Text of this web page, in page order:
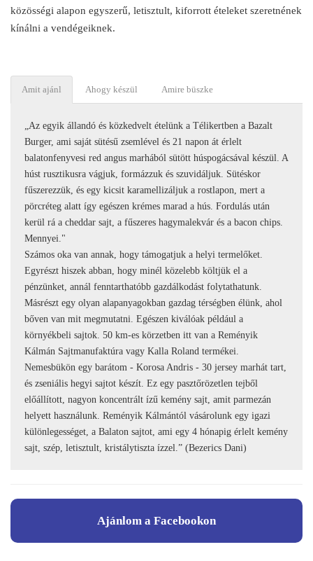
közösségi alapon egyszerű, letisztult, kiforrott ételeket szeretnének
kínálni a vendégeiknek.
Amit ajánl Ahogy készül Amire büszke
„Az egyik állandó és közkedvelt ételünk a Télikertben a Bazalt
Burger, ami saját sütésű zsemlével és 21 napon át érlelt
balatonfenyvesi red angus marhából sütött húspogácsával készül. A
húst rusztikusra vágjuk, formázzuk és szuvidáljuk. Sütéskor
fűszerezzük, és egy kicsit karamellizáljuk a rostlapon, mert a
pörcréteg alatt így egészen krémes marad a hús. Fordulás után
kerül rá a cheddar sajt, a fűszeres hagymalekvár és a bacon chips.
Mennyei."
Számos oka van annak, hogy támogatjuk a helyi termelőket.
Egyrészt hiszek abban, hogy minél közelebb költjük el a
pénzünket, annál fenntarthatóbb gazdálkodást folytathatunk.
Másrészt egy olyan alapanyagokban gazdag térségben élünk, ahol
bőven van mit megmutatni. Egészen kiválóak például a
környékbeli sajtok. 50 km-es körzetben itt van a Reményik
Kálmán Sajtmanufaktúra vagy Kalla Roland termékei.
Nemesbükön egy barátom - Korosa Andris - 30 jersey marhát tart,
és zseniális hegyi sajtot készít. Ez egy pasztőrözetlen tejből
előállított, nagyon koncentrált ízű kemény sajt, amit parmezán
helyett használunk. Reményik Kálmántól vásárolunk egy igazi
különlegességet, a Balaton sajtot, ami egy 4 hónapig érlelt kemény
sajt, szép, letisztult, kristálytiszta ízzel.” (Bezerics Dani)
Ajánlom a Facebookon